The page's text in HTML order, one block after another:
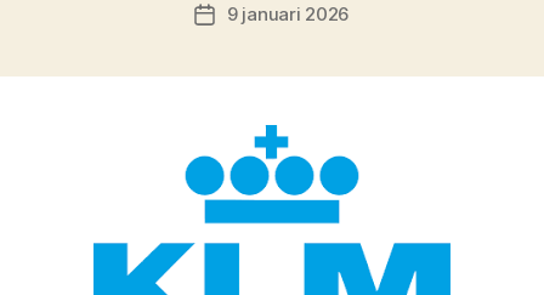
Berichtdatum
9 januari 2026